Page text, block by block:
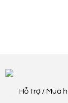
Hỗ trợ / Mua